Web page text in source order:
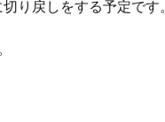
り戻しをする予定です。